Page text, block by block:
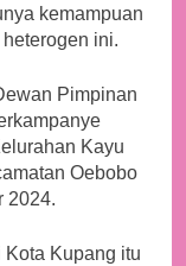
kemampuan
ini.
Pimpinan
Kayu
Oebobo
2024.
Kupang itu